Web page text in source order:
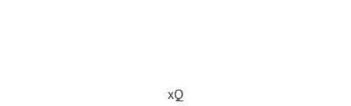
xQ